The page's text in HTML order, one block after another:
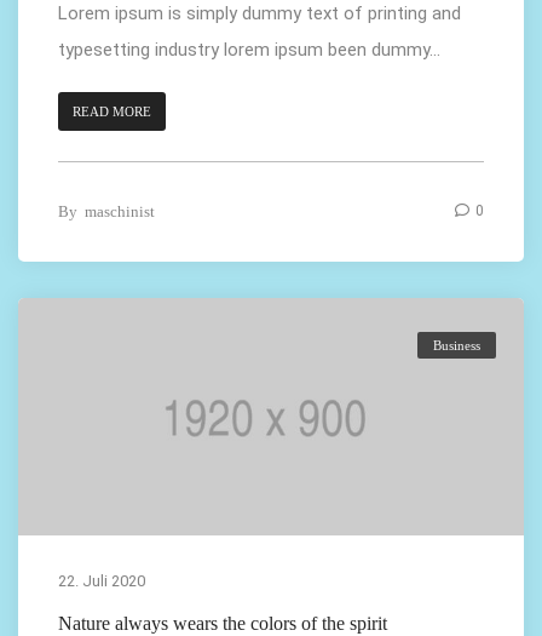
Lorem ipsum is simply dummy text of printing and
typesetting industry lorem ipsum been dummy...
READ MORE
By maschinist 0
Business
22. Juli 2020
Nature always wears the colors of the spirit